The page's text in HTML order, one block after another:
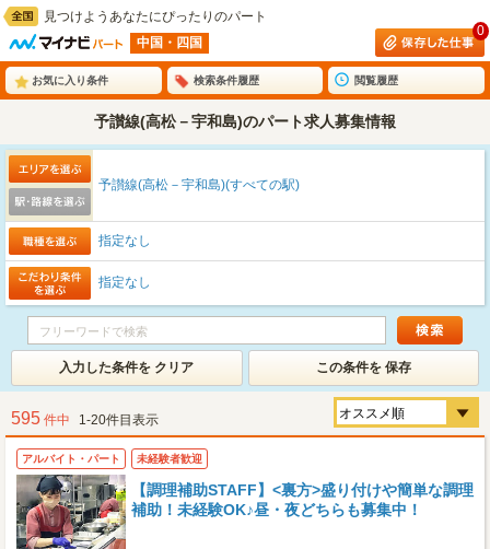
見つけようあなたにぴったりのパート
中国・四国
0
お気に入り条件 検索条件履歴 閲覧履歴
予讃線(高松－宇和島)のパート求人募集情報
予讃線(高松－宇和島)(すべての駅)
指定なし
指定なし
入力した条件を クリア この条件を 保存
595 件中 1-20件目表示
アルバイト・パート 未経験者歓迎
【調理補助STAFF】<裏方>盛り付けや簡単な調理
補助！未経験OK♪昼・夜どちらも募集中！